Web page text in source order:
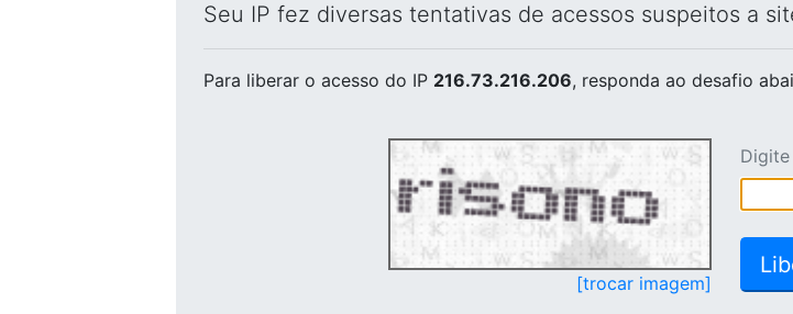
Seu IP fez diversas tentativas de acessos suspeitos a
Para liberar o acesso do IP 216.73.216.206, responda ao desafio
[trocar imagem]